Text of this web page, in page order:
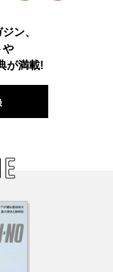
LINE
ン、
や
が満載!